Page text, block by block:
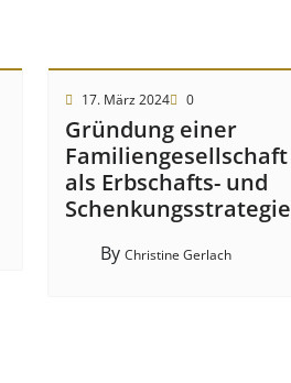
17. März 2024 0
Gründung einer
Familiengesellschaft
als Erbschafts- und
Schenkungsstrategie
By Christine Gerlach